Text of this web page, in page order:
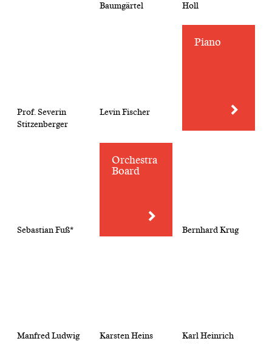
Baumgärtel Holl
Prof. Severin
Stitzenberger
Levin Fischer
Piano
Sebastian Fuß*
Orchestra
Board
Bernhard Krug
Manfred Ludwig Karsten Heins
Karl Heinrich